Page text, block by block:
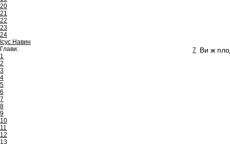
20
21
22
23
24
Ісус Навин
Глави:
1
2
3
4
5
6
7
8
9
10
11
12
13
7 Ви ж